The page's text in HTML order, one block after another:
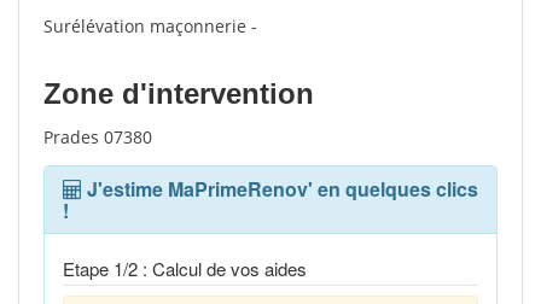
Surélévation maçonnerie -
Zone d'intervention
Prades 07380